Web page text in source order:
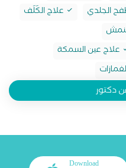
الجلدي
علاج الكَلَف
علاج عين السمكة
دكتور
Download